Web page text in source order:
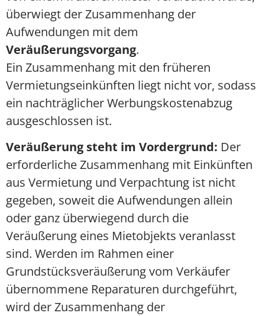
überwiegt der Zusammenhang der
Aufwendungen mit dem
Veräußerungsvorgang.
Ein Zusammenhang mit den früheren
Vermietungseinkünften liegt nicht vor, sodass
ein nachträglicher Werbungskostenabzug
ausgeschlossen ist.
Veräußerung steht im Vordergrund: Der
erforderliche Zusammenhang mit Einkünften
aus Vermietung und Verpachtung ist nicht
gegeben, soweit die Aufwendungen allein
oder ganz überwiegend durch die
Veräußerung eines Mietobjekts veranlasst
sind. Werden im Rahmen einer
Grundstücksveräußerung vom Verkäufer
übernommene Reparaturen durchgeführt,
wird der Zusammenhang der